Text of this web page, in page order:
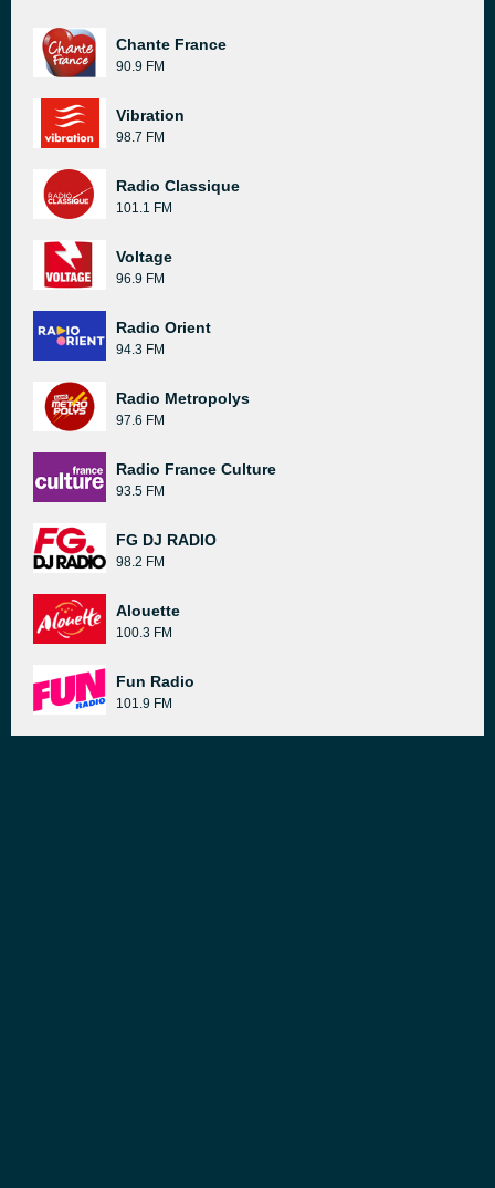
Chante France
90.9 FM
Vibration
98.7 FM
Radio Classique
101.1 FM
Voltage
96.9 FM
Radio Orient
94.3 FM
Radio Metropolys
97.6 FM
Radio France Culture
93.5 FM
FG DJ RADIO
98.2 FM
Alouette
100.3 FM
Fun Radio
101.9 FM